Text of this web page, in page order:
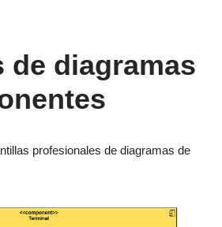
de diagramas
profesionales de diagramas de